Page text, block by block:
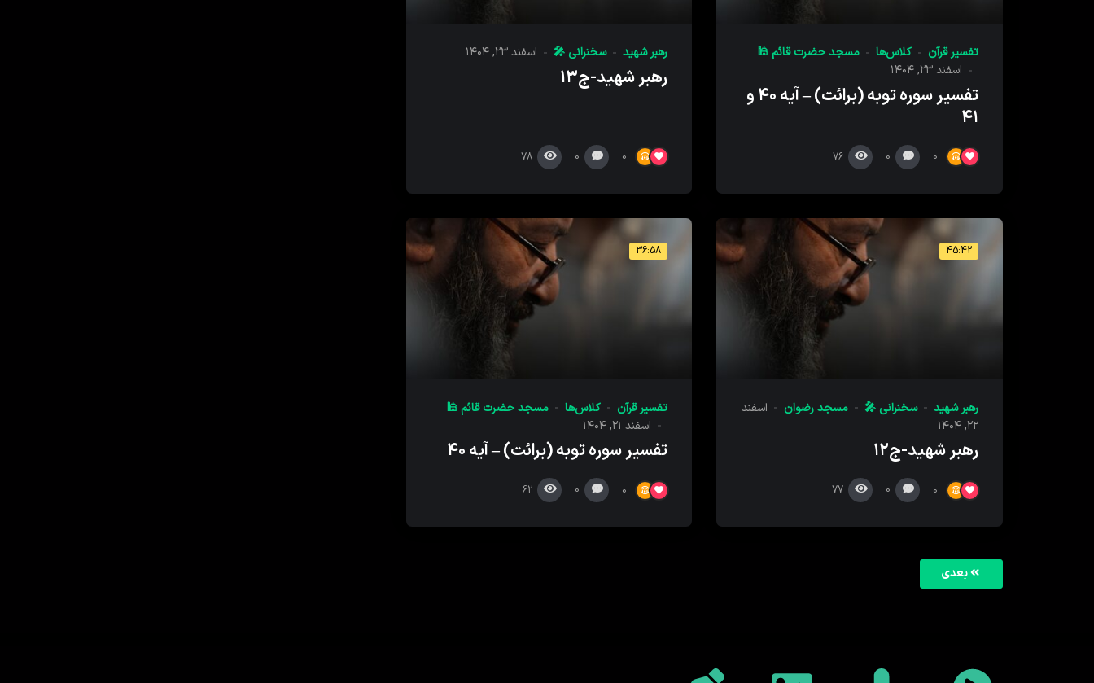
تفسیر قرآن کلاس‌ها
مسجد حضرت قائم 🕌
اسفند ۲۳, ۱۴۰۴
تفسیر سوره توبه (برائت) – آیه ۴۰ و
۴۱
0
0
76
رهبر شهید سخنرانی 🎤 اسفند ۲۳, ۱۴۰۴
رهبر شهید-ج۱۳
0
0
78
45:42
رهبر شهید سخنرانی 🎤 مسجد رضوان
اسفند
۲۲, ۱۴۰۴
رهبر شهید-ج۱۲
0
0
77
36:58
تفسیر قرآن کلاس‌ها
مسجد حضرت قائم 🕌
اسفند ۲۱, ۱۴۰۴
تفسیر سوره توبه (برائت) – آیه ۴۰
0
0
62
بعدی